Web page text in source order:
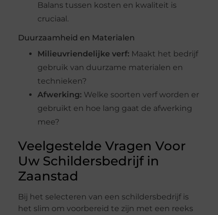
Balans tussen kosten en kwaliteit is
cruciaal.
Duurzaamheid en Materialen
Milieuvriendelijke verf: Maakt het bedrijf
gebruik van duurzame materialen en
technieken?
Afwerking: Welke soorten verf worden er
gebruikt en hoe lang gaat de afwerking
mee?
Veelgestelde Vragen Voor
Uw Schildersbedrijf in
Zaanstad
Bij het selecteren van een schildersbedrijf is
het slim om voorbereid te zijn met een reeks